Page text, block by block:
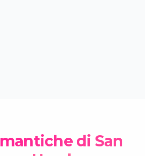
di San